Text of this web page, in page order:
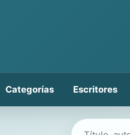
Categorías Escritores
Buscar libros